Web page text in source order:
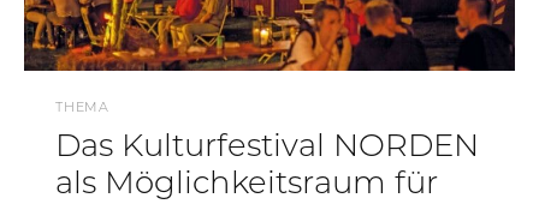
THEMA
Das Kulturfestival NORDEN
als Möglichkeitsraum für